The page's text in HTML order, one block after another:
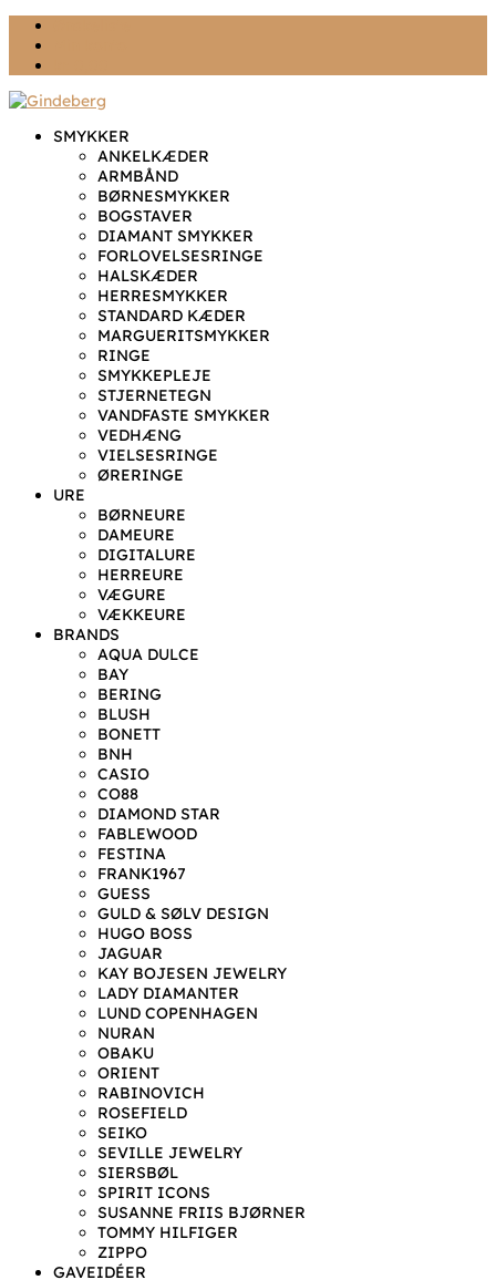
SMYKKER
ANKELKÆDER
ARMBÅND
BØRNESMYKKER
BOGSTAVER
DIAMANT SMYKKER
FORLOVELSESRINGE
HALSKÆDER
HERRESMYKKER
STANDARD KÆDER
MARGUERITSMYKKER
RINGE
SMYKKEPLEJE
STJERNETEGN
VANDFASTE SMYKKER
VEDHÆNG
VIELSESRINGE
ØRERINGE
URE
BØRNEURE
DAMEURE
DIGITALURE
HERREURE
VÆGURE
VÆKKEURE
BRANDS
AQUA DULCE
BAY
BERING
BLUSH
BONETT
BNH
CASIO
CO88
DIAMOND STAR
FABLEWOOD
FESTINA
FRANK1967
GUESS
GULD & SØLV DESIGN
HUGO BOSS
JAGUAR
KAY BOJESEN JEWELRY
LADY DIAMANTER
LUND COPENHAGEN
NURAN
OBAKU
ORIENT
RABINOVICH
ROSEFIELD
SEIKO
SEVILLE JEWELRY
SIERSBØL
SPIRIT ICONS
SUSANNE FRIIS BJØRNER
TOMMY HILFIGER
ZIPPO
GAVEIDÉER